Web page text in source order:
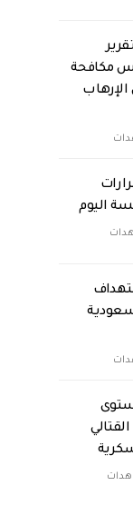
مكافحة
اليوم